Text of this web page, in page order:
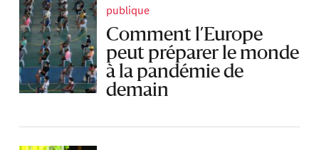
publique
Comment l’Europe
peut préparer le monde
à la pandémie de
demain